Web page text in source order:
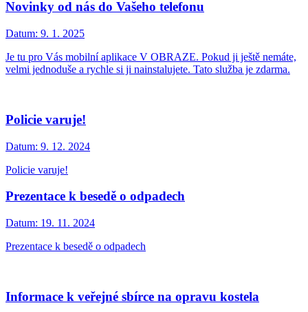
Novinky od nás do Vašeho telefonu
Datum: 9. 1. 2025
Je tu pro Vás mobilní aplikace V OBRAZE. Pokud ji ještě nemáte,
velmi jednoduše a rychle si ji nainstalujete. Tato služba je zdarma.
Policie varuje!
Datum: 9. 12. 2024
Policie varuje!
Prezentace k besedě o odpadech
Datum: 19. 11. 2024
Prezentace k besedě o odpadech
Informace k veřejné sbírce na opravu kostela